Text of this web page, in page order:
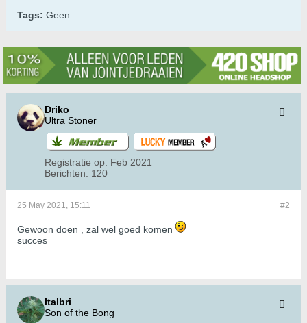
Tags: Geen
Driko
Ultra Stoner
Registratie op: Feb 2021
Berichten: 120
#2
25 May 2021, 15:11
Gewoon doen , zal wel goed komen
succes
Italbri
Son of the Bong